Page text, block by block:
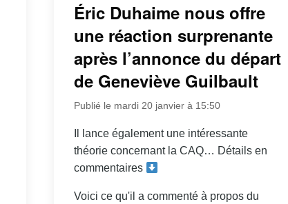
Éric Duhaime nous offre
une réaction surprenante
après l’annonce du départ
de Geneviève Guilbault
Publié le mardi 20 janvier à 15:50
Il lance également une intéressante
théorie concernant la CAQ… Détails en
commentaires
Voici ce qu'il a commenté à propos du